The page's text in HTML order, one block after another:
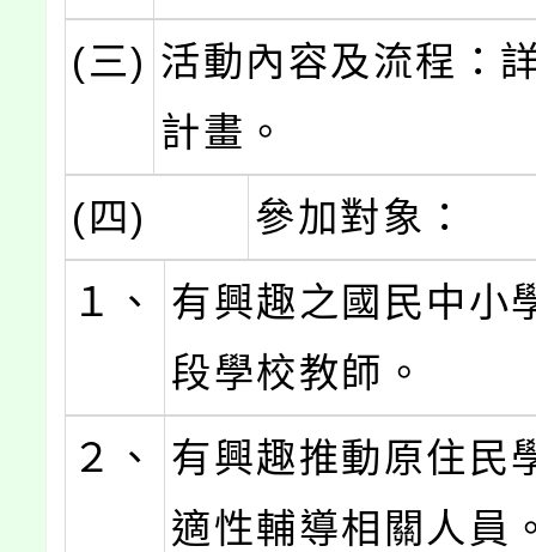
(三) 活動內容及流程：
計畫。
(四)
參加對象：
１、
有興趣之國民中小
段學校教師。
２、
有興趣推動原住民
適性輔導相關人員